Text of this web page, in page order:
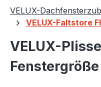
VELUX-
VELUX-Faltstore
VELUX-